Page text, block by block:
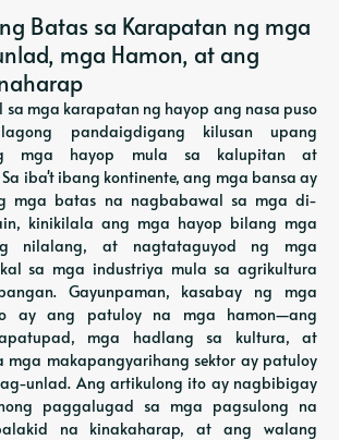
Batas sa Karapatan ng mga
mga Hamon, at ang
mga karapatan ng hayop ang nasa puso
pandaigdigang kilusan upang
mga hayop mula sa kalupitan at
iba't ibang kontinente, ang mga bansa ay
mga batas na nagbabawal sa mga di-
kinikilala ang mga hayop bilang mga
nilalang, at nagtataguyod ng mga
sa mga industriya mula sa agrikultura
Gayunpaman, kasabay ng mga
ay ang patuloy na mga hamon—ang
mga hadlang sa kultura, at
mga makapangyarihang sektor ay patuloy
unlad. Ang artikulong ito ay nagbibigay
paggalugad sa mga pagsulong na
na kinakaharap, at ang walang